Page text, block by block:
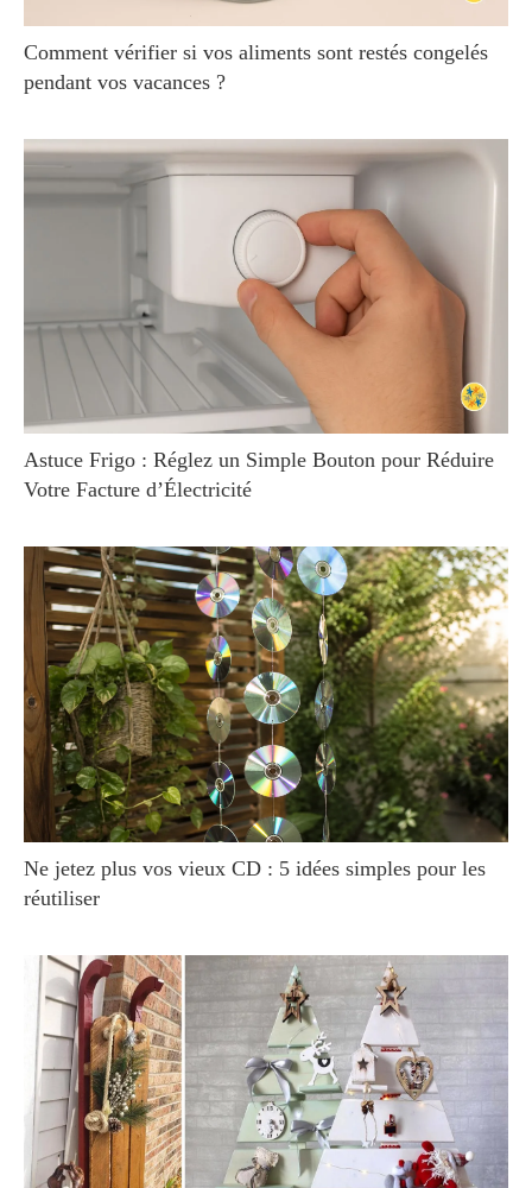
Comment vérifier si vos aliments sont restés congelés
pendant vos vacances ?
Astuce Frigo : Réglez un Simple Bouton pour Réduire
Votre Facture d’Électricité
Ne jetez plus vos vieux CD : 5 idées simples pour les
réutiliser